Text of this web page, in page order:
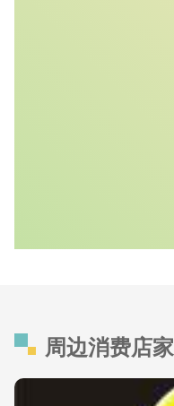
周边消费店家